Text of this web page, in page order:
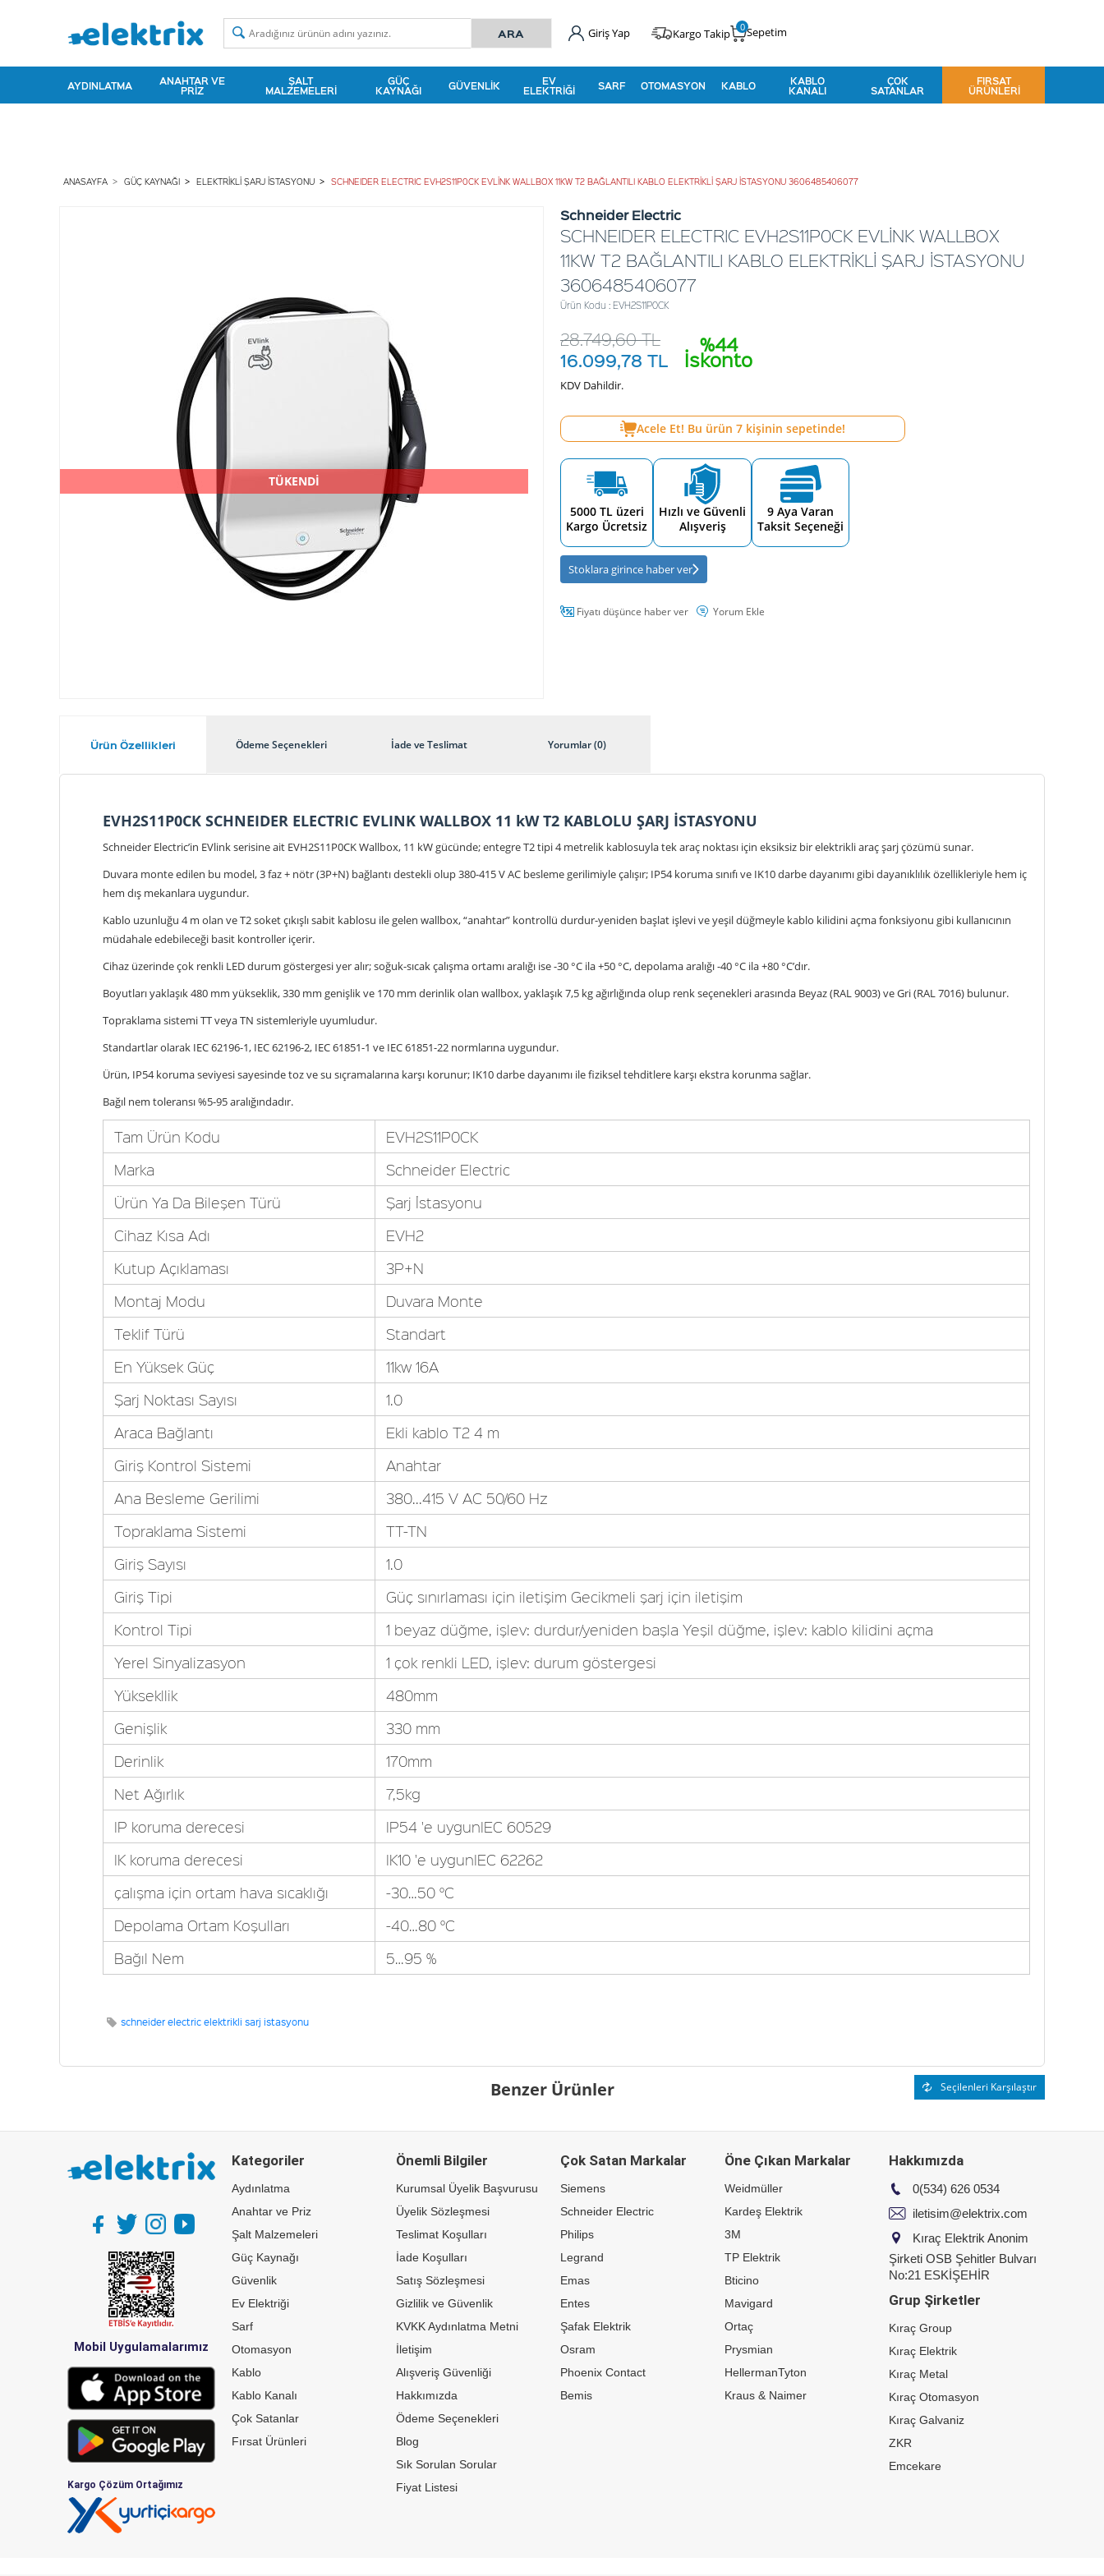
Giriş Yap Kargo Takip Sepetim
0
AYDINLATMA ANAHTAR VE
PRIZ
ŞALT
MALZEMELERI
GÜÇ
KAYNAĞI GÜVENLIK EV
ELEKTRIĞI SARF OTOMASYON KABLO KABLO
KANALI
ÇOK
SATANLAR
FIRSAT
ÜRÜNLERI
ANASAYFA GÜÇ KAYNAĞI ELEKTRIKLI ŞARJ İSTASYONU SCHNEIDER ELECTRIC EVH2S11P0CK EVLİNK WALLBOX 11KW T2 BAĞLANTILI KABLO ELEKTRİKLİ ŞARJ İSTASYONU 3606485406077
TÜKENDİ
Schneider Electric
SCHNEIDER ELECTRIC EVH2S11P0CK EVLİNK WALLBOX
11KW T2 BAĞLANTILI KABLO ELEKTRİKLİ ŞARJ İSTASYONU
3606485406077
Ürün Kodu : EVH2S11P0CK
%44
İskonto
28.749,60TL
16.099,78 TL
KDV Dahildir.
Acele Et! Bu ürün 7kişinin sepetinde!
5000 TL üzeri
Kargo Ücretsiz
Hızlı ve Güvenli
Alışveriş
9 Aya Varan
Taksit Seçeneği
Stoklara girince haber ver
Fiyatı düşünce haber ver Yorum Ekle
Ürün Özellikleri Ödeme Seçenekleri İade ve Teslimat Yorumlar (0)
EVH2S11P0CK SCHNEIDER ELECTRIC EVLINK WALLBOX 11 kW T2 KABLOLU ŞARJ İSTASYONU
Schneider Electric’in EVlink serisine ait EVH2S11P0CK Wallbox, 11 kW gücünde; entegre T2 tipi 4 metrelik kablosuyla tek araç noktası için eksiksiz bir elektrikli araç şarj çözümü sunar.
Duvara monte edilen bu model, 3 faz + nötr (3P+N) bağlantı destekli olup 380-415 V AC besleme gerilimiyle çalışır; IP54 koruma sınıfı ve IK10 darbe dayanımı gibi dayanıklılık özellikleriyle hem iç
hem dış mekanlara uygundur.
Kablo uzunluğu 4 m olan ve T2 soket çıkışlı sabit kablosu ile gelen wallbox, “anahtar” kontrollü durdur-yeniden başlat işlevi ve yeşil düğmeyle kablo kilidini açma fonksiyonu gibi kullanıcının
müdahale edebileceği basit kontroller içerir.
Cihaz üzerinde çok renkli LED durum göstergesi yer alır; soğuk-sıcak çalışma ortamı aralığı ise -30 °C ila +50 °C, depolama aralığı -40 °C ila +80 °C’dır.
Boyutları yaklaşık 480 mm yükseklik, 330 mm genişlik ve 170 mm derinlik olan wallbox, yaklaşık 7,5 kg ağırlığında olup renk seçenekleri arasında Beyaz (RAL 9003) ve Gri (RAL 7016) bulunur.
Topraklama sistemi TT veya TN sistemleriyle uyumludur.
Standartlar olarak IEC 62196-1, IEC 62196-2, IEC 61851-1 ve IEC 61851-22 normlarına uygundur.
Ürün, IP54 koruma seviyesi sayesinde toz ve su sıçramalarına karşı korunur; IK10 darbe dayanımı ile fiziksel tehditlere karşı ekstra korunma sağlar.
Bağıl nem toleransı %5-95 aralığındadır.
Tam Ürün Kodu
EVH2S11P0CK
Marka
Schneider Electric
Ürün Ya Da Bileşen Türü
Şarj İstasyonu
Cihaz Kısa Adı
EVH2
Kutup Açıklaması
3P+N
Montaj Modu
Duvara Monte
Teklif Türü
Standart
En Yüksek Güç
11kw 16A
Şarj Noktası Sayısı
1.0
Araca Bağlantı
Ekli kablo T2 4 m
Giriş Kontrol Sistemi
Anahtar
Ana Besleme Gerilimi
380...415 V AC 50/60 Hz
Topraklama Sistemi
TT-TN
Giriş Sayısı
1.0
Giriş Tipi
Güç sınırlaması için iletişim Gecikmeli şarj için iletişim
Kontrol Tipi
1 beyaz düğme, işlev: durdur/yeniden başla Yeşil düğme, işlev: kablo kilidini açma
Yerel Sinyalizasyon
1 çok renkli LED, işlev: durum göstergesi
Yüksekllik
480mm
Genişlik
330 mm
Derinlik
170mm
Net Ağırlık
7,5kg
IP koruma derecesi
IP54 'e uygunIEC 60529
IK koruma derecesi
IK10 'e uygunIEC 62262
çalışma için ortam hava sıcaklığı
-30…50 °C
Depolama Ortam Koşulları
-40…80 °C
Bağıl Nem
5…95 %
schneider electric elektrikli sarj istasyonu
Benzer Ürünler Seçilenleri Karşılaştır
Mobil Uygulamalarımız
Kargo Çözüm Ortağımız
Kategoriler
Aydınlatma
Anahtar ve Priz
Şalt Malzemeleri
Güç Kaynağı
Güvenlik
Ev Elektriği
Sarf
Otomasyon
Kablo
Kablo Kanalı
Çok Satanlar
Fırsat Ürünleri
Önemli Bilgiler
Kurumsal Üyelik Başvurusu
Üyelik Sözleşmesi
Teslimat Koşulları
İade Koşulları
Satış Sözleşmesi
Gizlilik ve Güvenlik
KVKK Aydınlatma Metni
İletişim
Alışveriş Güvenliği
Hakkımızda
Ödeme Seçenekleri
Blog
Sık Sorulan Sorular
Fiyat Listesi
Çok Satan Markalar
Siemens
Schneider Electric
Philips
Legrand
Emas
Entes
Şafak Elektrik
Osram
Phoenix Contact
Bemis
Öne Çıkan Markalar
Weidmüller
Kardeş Elektrik
3M
TP Elektrik
Bticino
Mavigard
Ortaç
Prysmian
HellermanTyton
Kraus & Naimer
Hakkımızda
0(534) 626 0534
iletisim@elektrix.com
Kıraç Elektrik Anonim
Şirketi OSB Şehitler Bulvarı
No:21 ESKİŞEHİR
Grup Şirketler
Kıraç Group
Kıraç Elektrik
Kıraç Metal
Kıraç Otomasyon
Kıraç Galvaniz
ZKR
Emcekare